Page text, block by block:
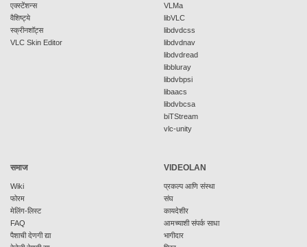
एक्स्टेंशन्स
वैशिष्ट्ये
स्क्रीनशॉट्स
VLC Skin Editor
VLMa
libVLC
libdvdcss
libdvdnav
libdvdread
libbluray
libdvbpsi
libaacs
libdvbcsa
biTStream
vlc-unity
समाज
Wiki
फोरम
मेलिंग-लिस्ट
FAQ
पैशाची देणगी द्या
VIDEOLAN
प्रकल्प आणि संस्था
संघ
कायदेशीर
आमच्याशी संपर्क साधा
भागीदार